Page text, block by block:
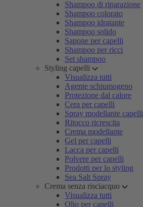
Shampoo di riparazione
Shampoo colorato
Shampoo idratante
Shampoo solido
Sapone per capelli
Shampoo per ricci
Set shampoo
Styling capelli
Visualizza tutti
Agente schiumogeno
Protezione dal calore
Cera per capelli
Spray modellante capelli
Ritocco ricrescita
Crema modellante
Gel per capelli
Lacca per capelli
Polvere per capelli
Prodotti per lo styling
Sea Salt Spray
Crema senza risciacquo
Visualizza tutti
Olio per capelli